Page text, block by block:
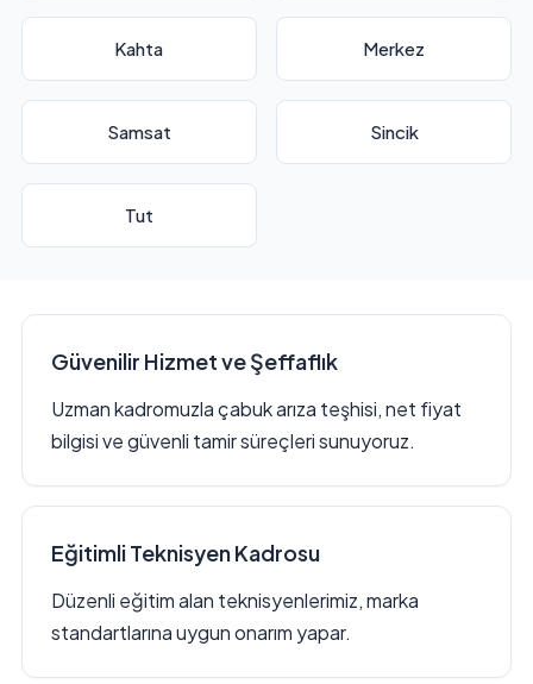
Kahta Merkez
Samsat Sincik
Tut
Güvenilir Hizmet ve Şeffaflık
Uzman kadromuzla çabuk arıza teşhisi, net fiyat
bilgisi ve güvenli tamir süreçleri sunuyoruz.
Eğitimli Teknisyen Kadrosu
Düzenli eğitim alan teknisyenlerimiz, marka
standartlarına uygun onarım yapar.